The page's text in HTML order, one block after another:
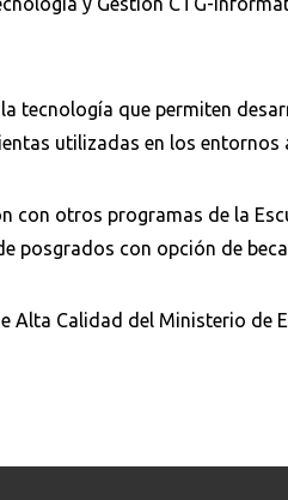
tecnología que permiten
utilizadas en los
con otros programas de la
posgrados con opción de
Alta Calidad del Ministerio de